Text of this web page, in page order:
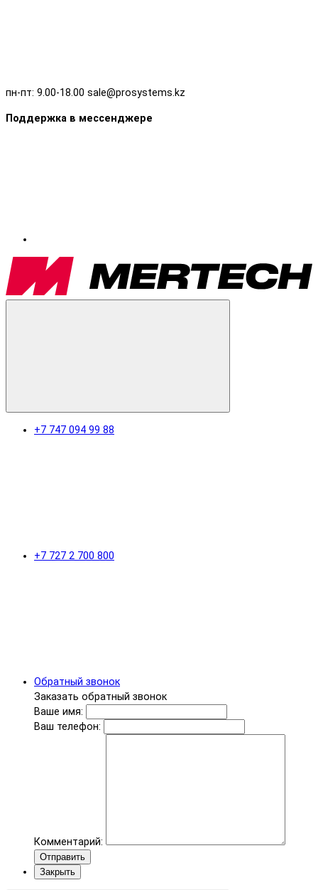
пн-пт: 9.00-18.00 sale@prosystems.kz
Поддержка в мессенджере
+7 747 094 99 88
+7 727 2 700 800
Обратный звонок
Заказать обратный звонок
Ваше имя:
Ваш телефон:
Комментарий:
Отправить
Закрыть